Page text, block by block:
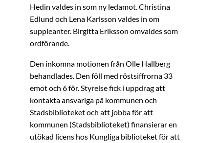
Hedin valdes in som ny ledamot. Christina
Edlund och Lena Karlsson valdes in om
suppleanter. Birgitta Eriksson omvaldes som
ordförande.
Den inkomna motionen från Olle Hallberg
behandlades. Den föll med röstsiffrorna 33
emot och 6 för. Styrelse fick i uppdrag att
kontakta ansvariga på kommunen och
Stadsbiblioteket och att jobba för att
kommunen (Stadsbiblioteket) finansierar en
utökad licens hos Kungliga biblioteket för att